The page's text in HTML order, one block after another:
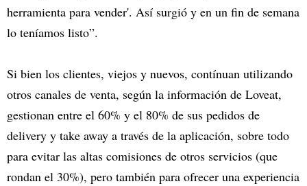
herramienta para vender'. Así surgió y en un fin de semana
lo teníamos listo”.
Si bien los clientes, viejos y nuevos, contínuan utilizando
otros canales de venta, según la información de Loveat,
gestionan entre el 60% y el 80% de sus pedidos de
delivery y take away a través de la aplicación, sobre todo
para evitar las altas comisiones de otros servicios (que
rondan el 30%), pero también para ofrecer una experiencia